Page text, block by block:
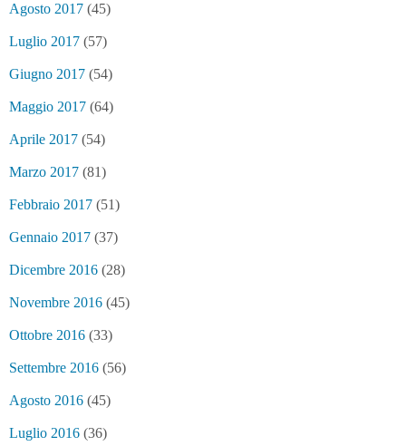
Agosto 2017 (45)
Luglio 2017 (57)
Giugno 2017 (54)
Maggio 2017 (64)
Aprile 2017 (54)
Marzo 2017 (81)
Febbraio 2017 (51)
Gennaio 2017 (37)
Dicembre 2016 (28)
Novembre 2016 (45)
Ottobre 2016 (33)
Settembre 2016 (56)
Agosto 2016 (45)
Luglio 2016 (36)